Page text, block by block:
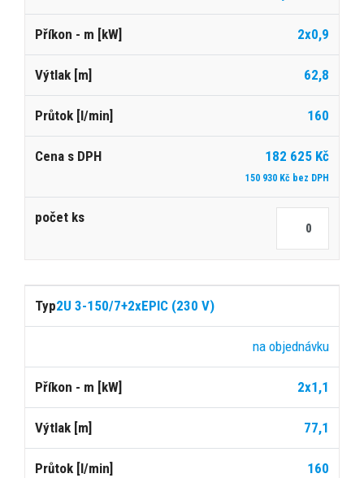
2x0,9
62,8
160
182 625 Kč
150 930 Kč bez DPH
2U 3-150/7+2xEPIC (230 V)
na objednávku
2x1,1
77,1
160